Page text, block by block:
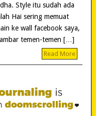
Style itu sudah ada
Hai sering memuat
ke wall facebook saya,
temen-temen […]
Read More